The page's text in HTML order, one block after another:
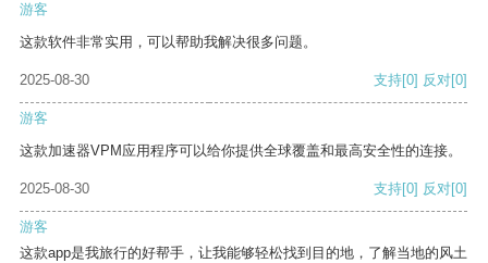
游客
这款软件非常实用，可以帮助我解决很多问题。
2025-08-30 支持[0] 反对[0]
游客
这款加速器VPM应用程序可以给你提供全球覆盖和最高安全性的连接。
2025-08-30 支持[0] 反对[0]
游客
这款app是我旅行的好帮手，让我能够轻松找到目的地，了解当地的风土